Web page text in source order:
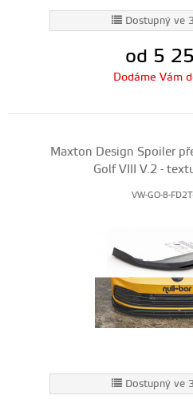
Dostupný ve
od 5
Dodáme Vám
Maxton Design Spoiler
Golf VIII V.2 -
VW-GO-8-
Dostupný ve